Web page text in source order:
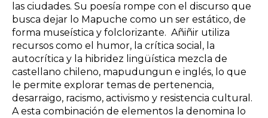
las ciudades. Su poesía rompe con el discurso que
busca dejar lo Mapuche como un ser estático, de
forma museística y folclorizante. Añiñir utiliza
recursos como el humor, la crítica social, la
autocrítica y la hibridez lingüística mezcla de
castellano chileno, mapudungun e inglés, lo que
le permite explorar temas de pertenencia,
desarraigo, racismo, activismo y resistencia cultural.
A esta combinación de elementos la denomina lo